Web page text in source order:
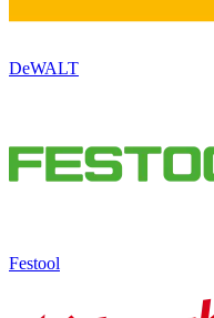
DeWALT
Festool